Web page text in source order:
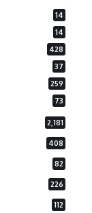
14
14
428
37
259
73
2,181
408
82
226
112